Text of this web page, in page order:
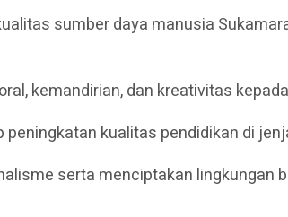
sumber daya manusia
kemandirian, dan kreativitas
kualitas pendidikan di
serta menciptakan lingkungan